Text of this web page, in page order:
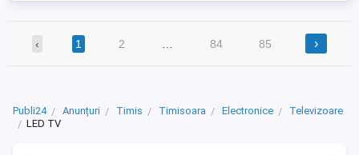
‹ 1 2 84 85 ›
Publi24 Anunțuri Timis Timisoara Electronice
Televizoare
LED TV